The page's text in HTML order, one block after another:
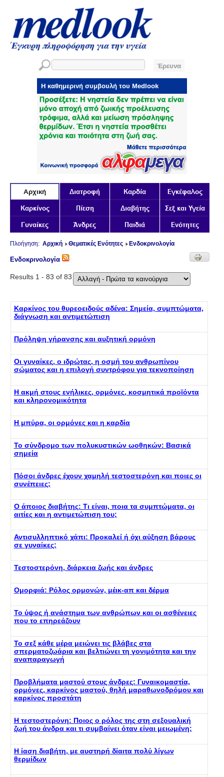
Πλοήγηση: Αρχική Θεματικές Ενότητες Ενδοκρινολογία
Ενδοκρινολογία
Results 1 - 83 of 83
Καρκίνος του θυρεοειδούς αδένα: Σημεία, συμπτώματα,
διάγνωση και αντιμετώπιση
Πρόληψη γήρανσης και αυξητική ορμόνη
Οι γυναίκες, ο ιδρώτας, η οσμή του ανθρωπίνου
σώματος και η επιλογή συντρόφου για τεκνοποίηση
Η ακμή στους ενήλικες, ορμόνες, κοσμητικά προϊόντα
και κληρονομικότητα
Η μπύρα, οι ορμόνες και η καρδία
Το σύνδρομο των πολυκυστικών ωοθηκών: Βασικά
σημεία
Πόσοι άνδρες έχουν χαμηλή τεστοστερόνη και ποιες οι
συνέπειες;
Ο άποιος διαβήτης: Τι είναι, ποια τα συμπτώματα, οι
αιτίες και η αντιμετώπιση του;
Αντισυλληπτικό χάπι: Προκαλεί ή όχι αύξηση βάρους
σε γυναίκες;
Τεστοστερόνη, διάρκεια ζωής και άνδρες
Ομορφιά: Ρόλος ορμονών, μέικ-απ και δέρμα
Το ύψος ή ανάστημα των ανθρώπων και οι ασθένειες
που το επηρεάζουν
Το σεξ κάθε μέρα μειώνει τις βλάβες στα
σπερματοζωάρια και βελτιώνει τη γονιμότητα και την
αναπαραγωγή
Προβλήματα μαστού στους άνδρες: Γυναικομαστία,
ορμόνες, καρκίνος μαστού, θηλή μαραθωνοδρόμου και
καρκίνος προστάτη
Η τεστοστερόνη: Ποιος ο ρόλος της στη σεξουαλική
ζωή του άνδρα και τι συμβαίνει όταν είναι μειωμένη;
Η ίαση διαβήτη, με αυστηρή δίαιτα πολύ λίγων
θερμίδων